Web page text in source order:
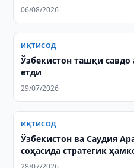
06/08/2026
ИҚТИСОД
Ўзбекистон ташқи
етди
29/07/2026
ИҚТИСОД
Ўзбекистон ва Саудия
соҳасида стратегик
кенгайтирмоқда